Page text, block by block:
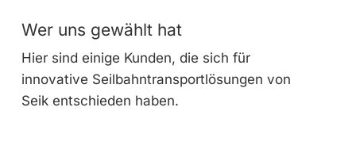
Wer uns gewählt hat
Hier sind einige Kunden, die sich für
innovative Seilbahntransportlösungen von
Seik entschieden haben.